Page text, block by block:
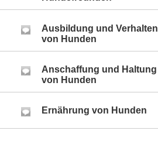
Ausbildung und Verhalten
von Hunden
Anschaffung und Haltung
von Hunden
Ernährung von Hunden